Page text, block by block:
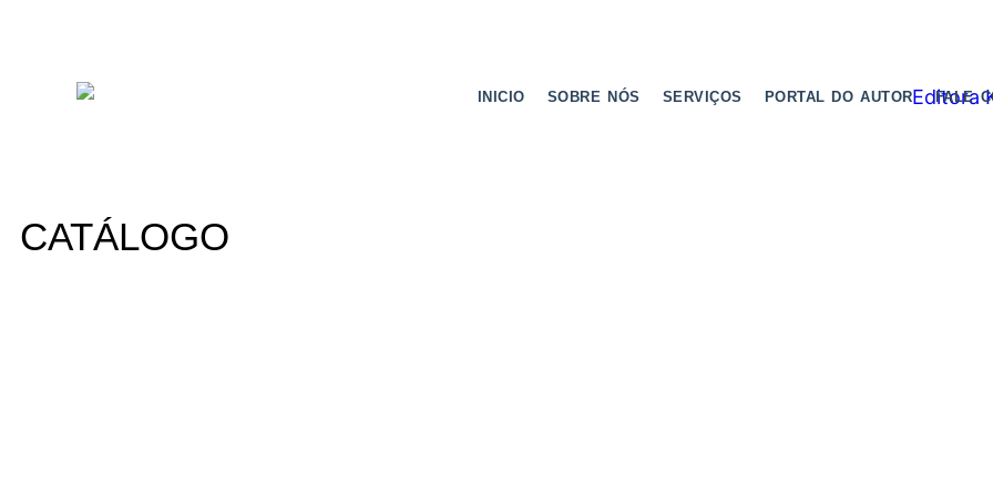
INICIO SOBRE NÓS SERVIÇOS PORTAL DO AUTOR FALE
CATÁLOGO